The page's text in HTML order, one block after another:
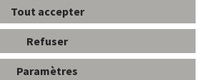
Group
Conditions Générales de Vente